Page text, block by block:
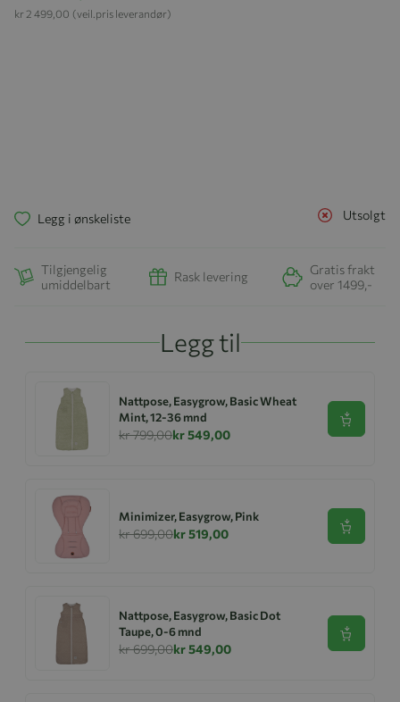
(veil.pris leverandør)
kr 2 499,00
Utsolgt
Legg i ønskeliste
Tilgjengelig
umiddelbart
Rask levering
Gratis frakt
over 1499,-
Legg til
Nattpose, Easygrow, Basic Wheat
Mint, 12-36 mnd
kr 799,00kr 549,00
Se
Minimizer, Easygrow, Pink
kr 699,00kr 519,00 Se
Nattpose, Easygrow, Basic Dot
Taupe, 0-6 mnd
kr 699,00kr 549,00
Se